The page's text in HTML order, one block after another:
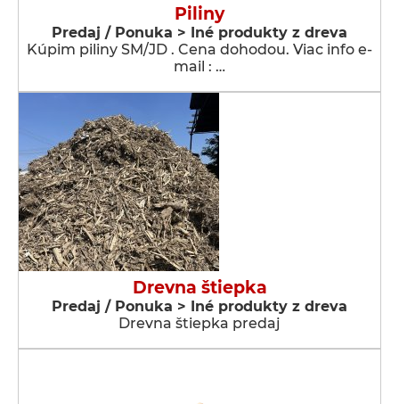
Piliny
Predaj / Ponuka > Iné produkty z dreva
Kúpim piliny SM/JD . Cena dohodou. Viac info e-
mail : …
Drevna štiepka
Predaj / Ponuka > Iné produkty z dreva
Drevna štiepka predaj